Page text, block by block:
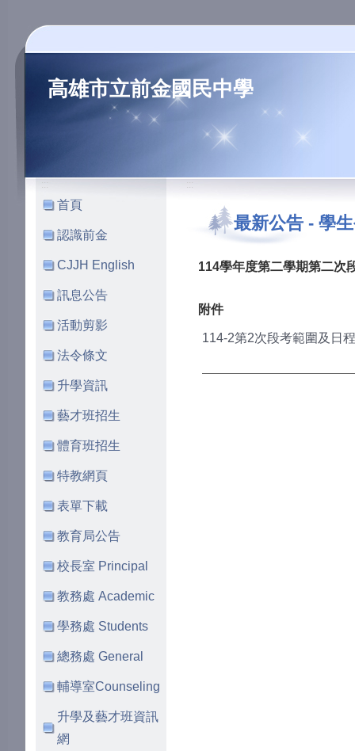
高雄市立前金國民中學
:::
首頁
認識前金
CJJH English
訊息公告
活動剪影
法令條文
升學資訊
藝才班招生
體育班招生
特教網頁
表單下載
教育局公告
校長室 Principal
教務處 Academic
學務處 Students
總務處 General
輔導室Counseling
升學及藝才班資訊
網
:::
最新公告 - 學
114學年度第二學期第二次
附件
114-2第2次段考範圍及日